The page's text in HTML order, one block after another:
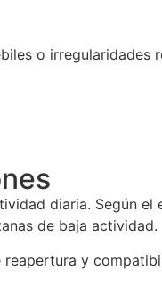
o irregularidades
diaria. Según
de baja actividad.
y